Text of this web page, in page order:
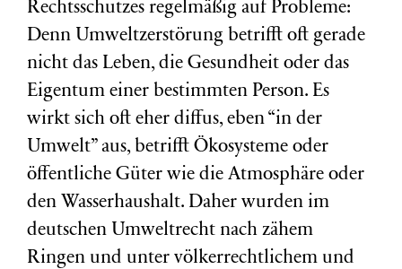
Rechtsschutzes regelmäßig auf Probleme:
Denn Umweltzerstörung betrifft oft gerade
nicht das Leben, die Gesundheit oder das
Eigentum einer bestimmten Person. Es
wirkt sich oft eher diffus, eben “in der
Umwelt” aus, betrifft Ökosysteme oder
öffentliche Güter wie die Atmosphäre oder
den Wasserhaushalt. Daher wurden im
deutschen Umweltrecht nach zähem
Ringen und unter völkerrechtlichem und